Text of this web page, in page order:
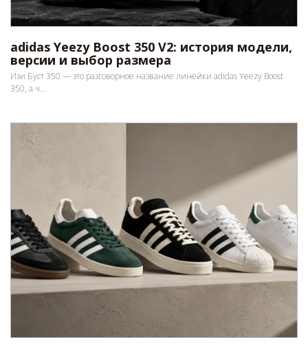
adidas Yeezy Boost 350 V2: история модели,
версии и выбор размера
Изи Буст 350 — это разговорное название линейки adidas Yeezy Boost
350, а ч...